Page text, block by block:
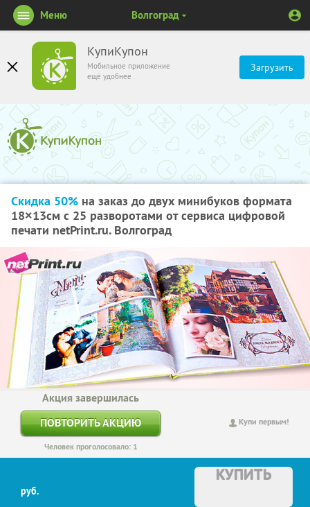
КупиКупон
Мобильное приложение
ещё удобнее
Загрузить
Меню Волгоград
Скидка 50% на заказ до двух минибуков формата
18×13см с 25 разворотами от сервиса цифровой
печати netPrint.ru. Волгоград
Купи первым!
Акция завершилась
ПОВТОРИТЬ АКЦИЮ
Человек проголосовало: 1
руб.
КУПИТЬ